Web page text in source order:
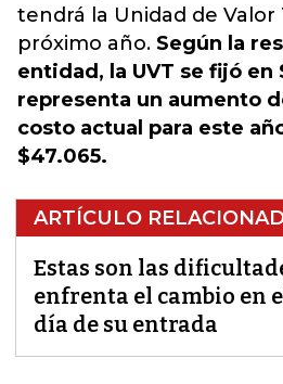
tendrá la Unidad de Valor
próximo año. Según la
entidad, la UVT se fijó en
representa un aumento
costo actual para este
$47.065.
ARTÍCULO
Estas son las
enfrenta el cambio en
día de su entrada